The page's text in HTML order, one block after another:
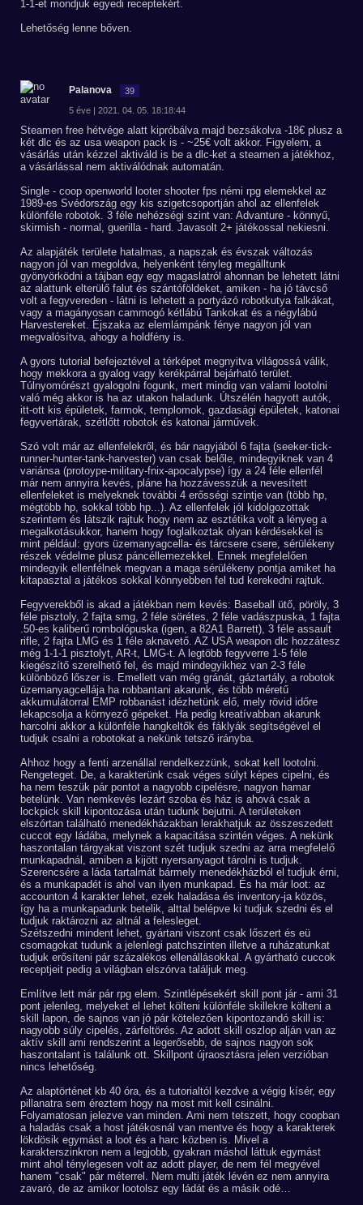
1-1-et mondjuk egyedi receptekért.
Lehetőség lenne bőven.
Palanova 39
5 éve | 2021. 04. 05. 18:18:44
Steamen free hétvége alatt kipróbálva majd bezsákolva -18€ plusz a
két dlc és az usa weapon pack is - ~25€ volt akkor. Figyelem, a
vásárlás után kézzel aktiváld is be a dlc-ket a steamen a játékhoz,
a vásárlással nem aktiválódnak automatán.
Single - coop openworld looter shooter fps némi rpg elemekkel az
1989-es Svédország egy kis szigetcsoportján ahol az ellenfelek
különféle robotok. 3 féle nehézségi szint van: Advanture - könnyű,
skirmish - normal, guerilla - hard. Javasolt 2+ játékossal nekiesni.
Az alapjáték területe hatalmas, a napszak és évszak változás
nagyon jól van megoldva, helyenként tényleg megálltunk
gyönyörködni a tájban egy egy magaslatról ahonnan be lehetett látni
az alattunk elterülő falut és szántóföldeket, amiken - ha jó távcső
volt a fegyvereden - látni is lehetett a portyázó robotkutya falkákat,
vagy a magányosan cammogó kétlábú Tankokat és a négylábú
Harvestereket. Éjszaka az elemlámpánk fénye nagyon jól van
megvalósítva, ahogy a holdfény is.
A gyors tutorial befejeztével a térképet megnyitva világossá válik,
hogy mekkora a gyalog vagy kerékpárral bejárható terület.
Túlnyomórészt gyalogolni fogunk, mert mindig van valami lootolni
való még akkor is ha az utakon haladunk. Útszélén hagyott autók,
itt-ott kis épületek, farmok, templomok, gazdasági épületek, katonai
fegyvertárak, szétlőtt robotok és katonai járművek.
Szó volt már az ellenfelekről, és bár nagyjából 6 fajta (seeker-tick-
runner-hunter-tank-harvester) van csak belőle, mindegyiknek van 4
variánsa (protoype-military-fnix-apocalypse) így a 24 féle ellenfél
már nem annyira kevés, pláne ha hozzávesszük a nevesített
ellenfeleket is melyeknek további 4 erősségi szintje van (több hp,
mégtöbb hp, sokkal több hp...). Az ellenfelek jól kidolgozottak
szerintem és látszik rajtuk hogy nem az esztétika volt a lényeg a
megalkotásukkor, hanem hogy foglalkoztak olyan kérdésekkel is
mint például: gyors üzemanyagcella- és tárcsere csere, sérülékeny
részek védelme plusz páncéllemezekkel. Ennek megfelelően
mindegyik ellenfélnek megvan a maga sérülékeny pontja amiket ha
kitapasztal a játékos sokkal könnyebben fel tud kerekedni rajtuk.
Fegyverekből is akad a játékban nem kevés: Baseball ütő, pöröly, 3
féle pisztoly, 2 fajta smg, 2 féle sörétes, 2 féle vadászpuska, 1 fajta
.50-es kaliberű rombolópuska (igen, a 82A1 Barrett), 3 féle assault
rifle, 2 fajta LMG és 1 féle aknavető. AZ USA weapon dlc hozzátesz
még 1-1-1 pisztolyt, AR-t, LMG-t. A legtöbb fegyverre 1-5 féle
kiegészítő szerelhető fel, és majd mindegyikhez van 2-3 féle
különböző lőszer is. Emellett van még gránát, gáztartály, a robotok
üzemanyagcellája ha robbantani akarunk, és több méretű
akkumulátorral EMP robbanást idézhetünk elő, mely rövid időre
lekapcsolja a környező gépeket. Ha pedig kreatívabban akarunk
harcolni akkor a különféle hangkeltők és fáklyák segítségével el
tudjuk csalni a robotokat a nekünk tetsző irányba.
Ahhoz hogy a fenti arzenállal rendelkezzünk, sokat kell lootolni.
Rengeteget. De, a karakterünk csak véges súlyt képes cipelni, és
ha nem teszük pár pontot a nagyobb cipelésre, nagyon hamar
betelünk. Van nemkevés lezárt szoba és ház is ahová csak a
lockpick skill kipontozása után tudunk bejutni. A területeken
elszórtan található menedékházakban lerakhatjuk az összeszedett
cuccot egy ládába, melynek a kapacitása szintén véges. A nekünk
haszontalan tárgyakat viszont szét tudjuk szedni az arra megfelelő
munkapadnál, amiben a kijött nyersanyagot tárolni is tudjuk.
Szerencsére a láda tartalmát bármely menedékházból el tudjuk érni,
és a munkapadét is ahol van ilyen munkapad. És ha már loot: az
accounton 4 karakter lehet, ezek haladása és inventory-ja közös,
így ha a munkapadunk betelik, alttal belépve ki tudjuk szedni és el
tudjuk raktározni az altnál a felesleget.
Szétszedni mindent lehet, gyártani viszont csak lőszert és eü
csomagokat tudunk a jelenlegi patchszinten illetve a ruházatunkat
tudjuk erősíteni pár százalékos ellenállásokkal. A gyártható cuccok
receptjeit pedig a világban elszórva találjuk meg.
Említve lett már pár rpg elem. Szintlépésekért skill pont jár - ami 31
pont jelenleg, melyeket el lehet költeni különféle skillekre költeni a
skill lapon, de sajnos van jó pár kötelezően kipontozandó skill is:
nagyobb súly cipelés, zárfeltörés. Az adott skill oszlop alján van az
aktív skill ami rendszerint a legerősebb, de sajnos nagyon sok
haszontalant is találunk ott. Skillpont újraosztásra jelen verzióban
nincs lehetőség.
Az alaptörténet kb 40 óra, és a tutorialtól kezdve a végig kísér, egy
pillanatra sem éreztem hogy na most mit kell csinálni.
Folyamatosan jelezve van minden. Ami nem tetszett, hogy coopban
a haladás csak a host játékosnál van mentve és hogy a karakterek
lökdösik egymást a loot és a harc közben is. Mivel a
karakterszinkron nem a legjobb, gyakran máshol láttuk egymást
mint ahol ténylegesen volt az adott player, de nem fél megyével
hanem "csak" pár méterrel. Nem multi játék lévén ez nem annyira
zavaró, de az amikor lootolsz egy ládát és a másik odé…